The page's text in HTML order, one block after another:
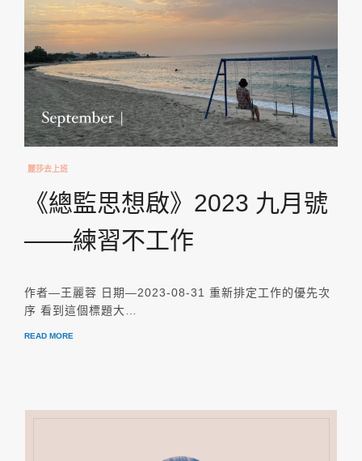
麗莎去上班
《總監思想啟》2023 九月號
——練習不工作
作者—王麗蓉 日期—2023-08-31 重新排定工作的優先次
序 看到這個標題大…
READ MORE